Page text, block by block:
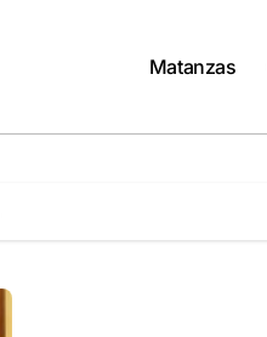
Matanzas